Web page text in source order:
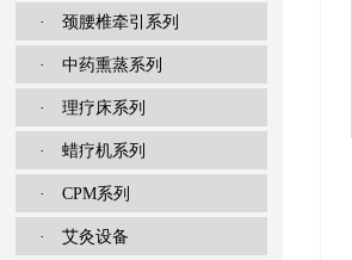
· 颈腰椎牵引系列
· 中药熏蒸系列
· 理疗床系列
· 蜡疗机系列
· CPM系列
· 艾灸设备